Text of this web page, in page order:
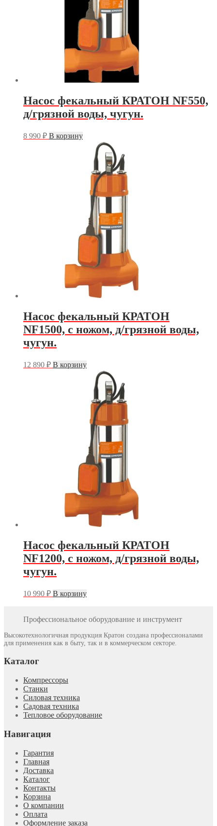
Насос фекальный КРАТОН NF550,
д/грязной воды, чугун.
8 990 ₽ В корзину
Насос фекальный КРАТОН
NF1500, с ножом, д/грязной воды,
чугун.
12 890 ₽ В корзину
Насос фекальный КРАТОН
NF1200, с ножом, д/грязной воды,
чугун.
10 990 ₽ В корзину
Профессиональное оборудование и инструмент
Высокотехнологичная продукция Кратон создана профессионалами
для применения как в быту, так и в коммерческом секторе.
Каталог
Компрессоры
Станки
Силовая техника
Садовая техника
Тепловое оборудование
Навигация
Гарантия
Главная
Доставка
Каталог
Контакты
Корзина
О компании
Оплата
Оформление заказа